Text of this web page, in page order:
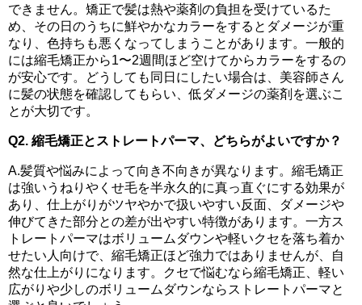
できません。矯正で髪は熱や薬剤の負担を受けているた
め、その日のうちに鮮やかなカラーをするとダメージが重
なり、色持ちも悪くなってしまうことがあります。一般的
には縮毛矯正から1〜2週間ほど空けてからカラーをするの
が安心です。どうしても同日にしたい場合は、美容師さん
に髪の状態を確認してもらい、低ダメージの薬剤を選ぶこ
とが大切です。
Q2. 縮毛矯正とストレートパーマ、どちらがよいですか？
A.髪質や悩みによって向き不向きが異なります。縮毛矯正
は強いうねりやくせ毛を半永久的に真っ直ぐにする効果が
あり、仕上がりがツヤやかで扱いやすい反面、ダメージや
伸びてきた部分との差が出やすい特徴があります。一方ス
トレートパーマはボリュームダウンや軽いクセを落ち着か
せたい人向けで、縮毛矯正ほど強力ではありませんが、自
然な仕上がりになります。クセで悩むなら縮毛矯正、軽い
広がりや少しのボリュームダウンならストレートパーマと